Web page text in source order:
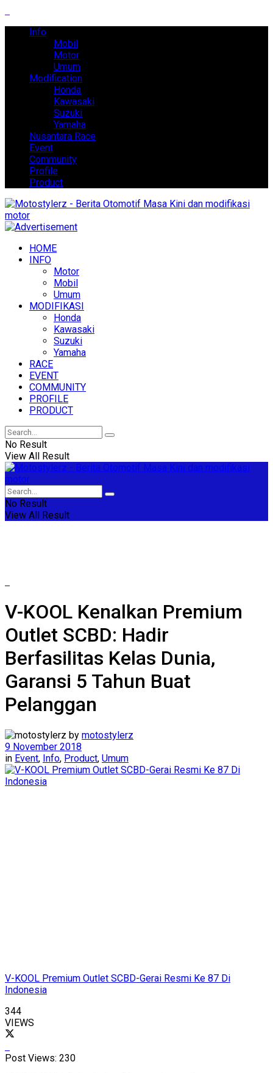
Info
Mobil
Motor
Umum
Modification
Honda
Kawasaki
Suzuki
Yamaha
Nusantara Race
Event
Community
Profile
Product
HOME
INFO
Motor
Mobil
Umum
MODIFIKASI
Honda
Kawasaki
Suzuki
Yamaha
RACE
EVENT
COMMUNITY
PROFILE
PRODUCT
No Result
View All Result
No Result
View All Result
V-KOOL Kenalkan Premium
Outlet SCBD: Hadir
Berfasilitas Kelas Dunia,
Garansi 5 Tahun Buat
Pelanggan
by motostylerz
9 November 2018
in Event, Info, Product, Umum
V-KOOL Premium Outlet SCBD-Gerai Resmi Ke 87 Di
Indonesia
344
VIEWS
Post Views: 230